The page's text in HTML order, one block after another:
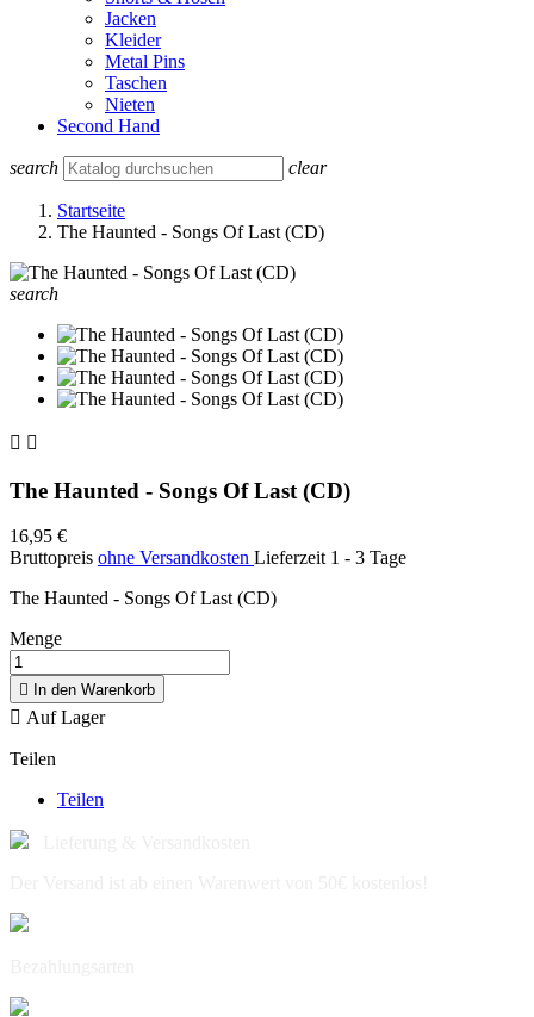
Jacken
Kleider
Metal Pins
Taschen
Nieten
Second Hand
search clear
Startseite
The Haunted - Songs Of Last (CD)
search
 
The Haunted - Songs Of Last (CD)
16,95 €
Bruttopreis ohne Versandkosten Lieferzeit 1 - 3 Tage
The Haunted - Songs Of Last (CD)
Menge
 In den Warenkorb
 Auf Lager
Teilen
Teilen